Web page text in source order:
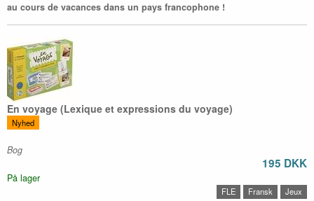
au cours de vacances dans un pays francophone !
En voyage (Lexique et expressions du voyage)
Nyhed
Bog
195 DKK
På lager
FLE Fransk Jeux